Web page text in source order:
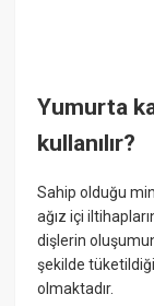
Yumurta
kullanılır?
Sahip olduğu
ağız içi
dişlerin
şekilde
olmaktadır.